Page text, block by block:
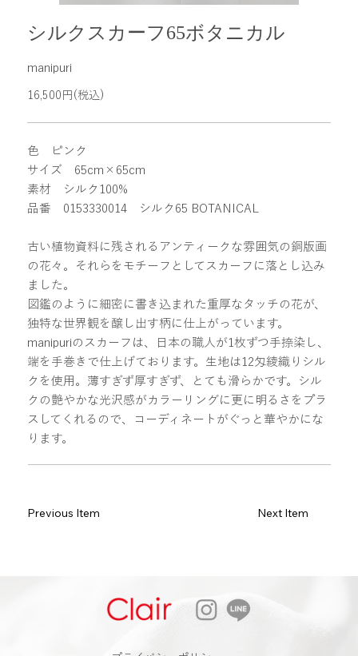
シルクスカーフ65ボタニカル
manipuri
16,500円(税込)
色 ピンク
サイズ 65cm×65cm
素材 シルク100%
品番 0153330014 シルク65 BOTANICAL
古い植物資料に残されるアンティークな雰囲気の銅版画
の花々。それらをモチーフとしてスカーフに落とし込み
ました。
図鑑のように細密に書き込まれた重厚なタッチの花が、
独特な世界観を醸し出す柄に仕上がっています。
manipuriのスカーフは、日本の職人が1枚ずつ手捺染し、
端を手巻きで仕上げております。生地は12匁綾織りシル
クを使用。薄すぎず厚すぎず、とても滑らかです。シル
クの艶やかな光沢感がカラーリングに更に明るさをプラ
スしてくれるので、コーディネートがぐっと華やかにな
ります。
Previous Item Next Item